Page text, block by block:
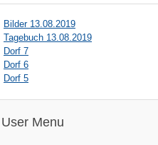
Bilder 13.08.2019
Tagebuch 13.08.2019
Dorf 7
Dorf 6
Dorf 5
User Menu